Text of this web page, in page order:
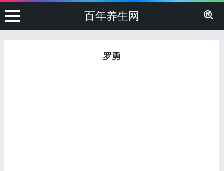
百年养生网
罗勇